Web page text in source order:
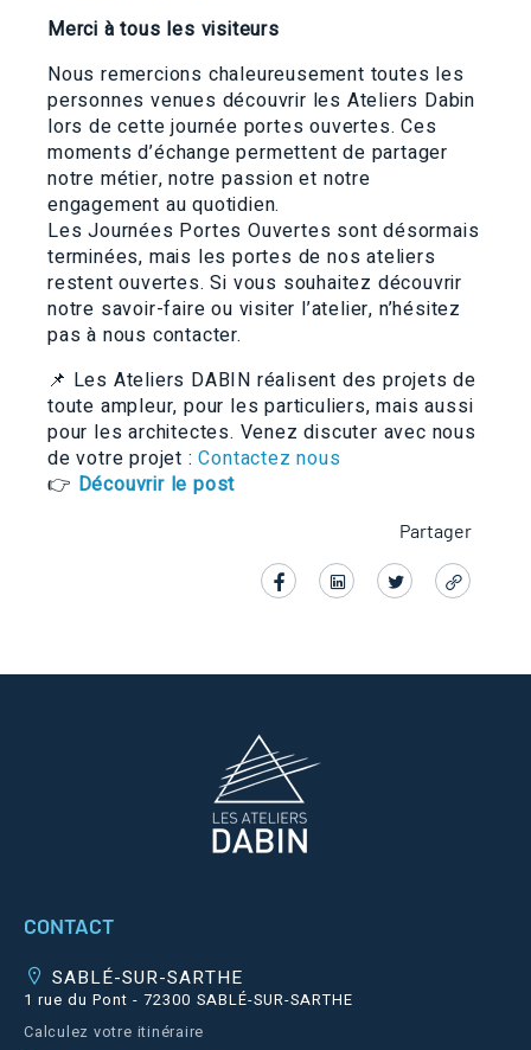
Merci à tous les visiteurs
Nous remercions chaleureusement toutes les
personnes venues découvrir les Ateliers Dabin
lors de cette journée portes ouvertes. Ces
moments d’échange permettent de partager
notre métier, notre passion et notre
engagement au quotidien.
Les Journées Portes Ouvertes sont désormais
terminées, mais les portes de nos ateliers
restent ouvertes. Si vous souhaitez découvrir
notre savoir-faire ou visiter l’atelier, n’hésitez
pas à nous contacter.
📌 Les Ateliers DABIN réalisent des projets de
toute ampleur, pour les particuliers, mais aussi
pour les architectes. Venez discuter avec nous
de votre projet :Contactez nous
👉 Découvrir le post
CONTACT
SABLÉ-SUR-SARTHE
1 rue du Pont - 72300 SABLÉ-SUR-SARTHE
Calculez votre itinéraire